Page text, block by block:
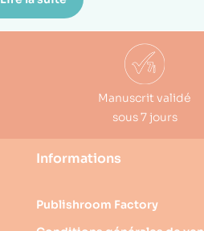
Manuscrit validé
sous 7 jours
Informations
Publishroom Factory